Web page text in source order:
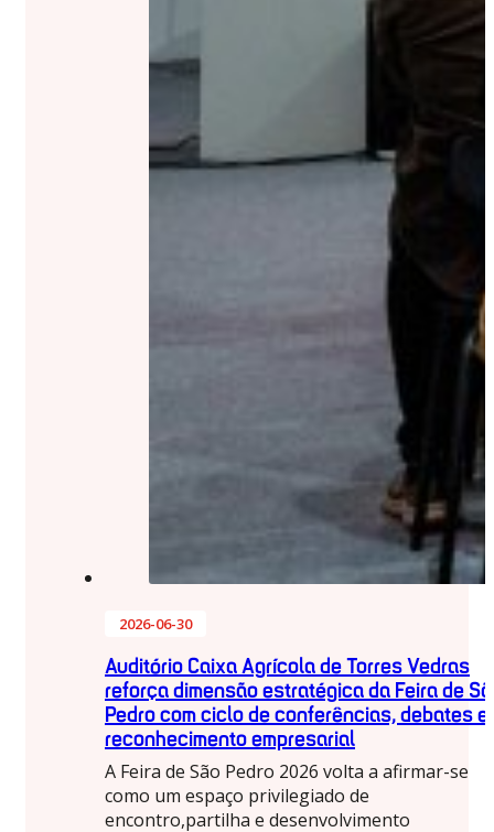
2026-06-30
Auditório Caixa Agrícola de Torres Vedras
reforça dimensão estratégica da Feira de
Pedro com ciclo de conferências, debates e
reconhecimento empresarial
A Feira de São Pedro 2026 volta a afirmar-se
como um espaço privilegiado de
encontro,partilha e desenvolvimento